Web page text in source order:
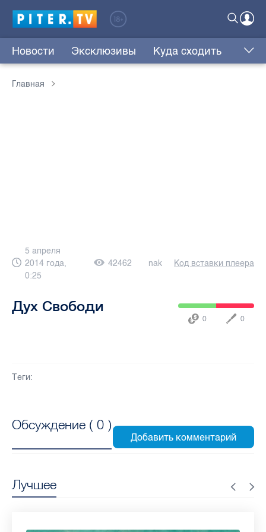
Новости Эксклюзивы Куда сходить
Главная
5 апреля
2014 года,
0:25
42462 nak Код вставки плеера
Дух Свободи
0 0
Теги:
Обсуждение ( 0 )
Лучшее